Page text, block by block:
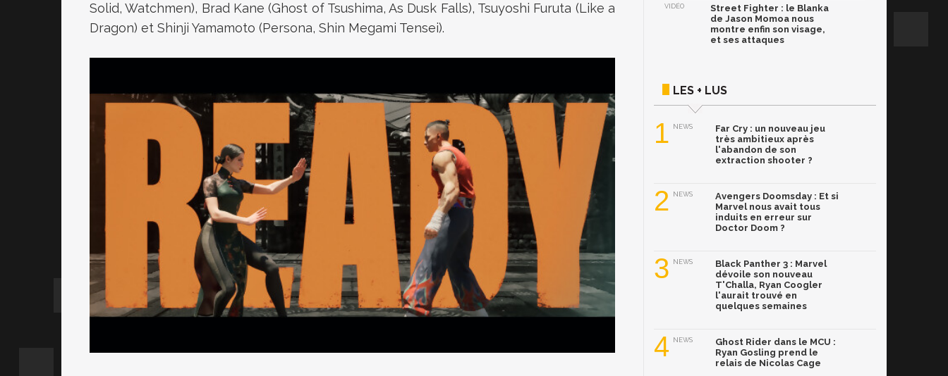
Solid, Watchmen), Brad Kane (Ghost of Tsushima, As Dusk Falls), Tsuyoshi Furuta (Like a
Dragon) et Shinji Yamamoto (Persona, Shin Megami Tensei).
VIDÉO
Street Fighter : le Blanka
de Jason Momoa nous
montre enfin son visage,
et ses attaques
LES + LUS
1 NEWS
Far Cry : un nouveau jeu
très ambitieux après
l'abandon de son
extraction shooter ?
2 NEWS
Avengers Doomsday : Et si
Marvel nous avait tous
induits en erreur sur
Doctor Doom ?
3 NEWS
Black Panther 3 : Marvel
dévoile son nouveau
T'Challa, Ryan Coogler
l'aurait trouvé en
quelques semaines
4 NEWS
Ghost Rider dans le MCU :
Ryan Gosling prend le
relais de Nicolas Cage